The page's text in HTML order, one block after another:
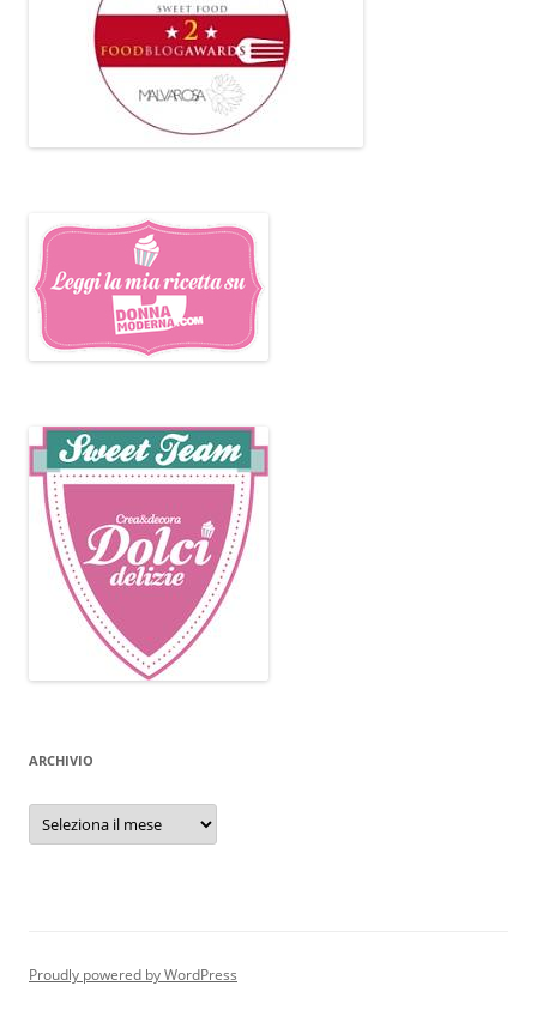
ARCHIVIO
Archivio
Proudly powered by WordPress